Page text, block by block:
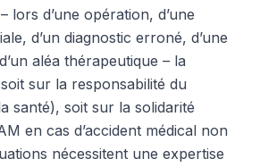
lors d’une opération, d’une
d’un diagnostic erroné, d’une
aléa thérapeutique – la
sur la responsabilité du
santé), soit sur la solidarité
en cas d’accident médical non
nécessitent une expertise